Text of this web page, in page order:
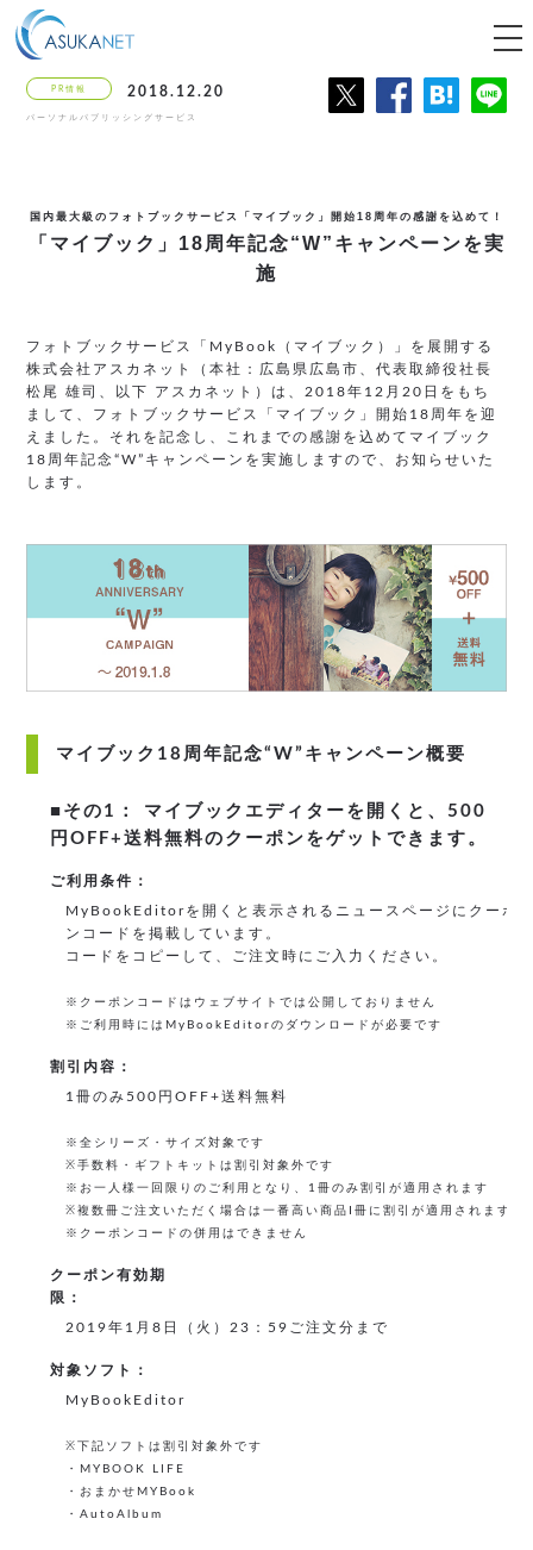
PR情報 2018.12.20
パーソナルパブリッシングサービス
国内最大級のフォトブックサービス「マイブック」開始18周年の感謝を込めて！
「マイブック」18周年記念“W”キャンペーンを実
施
フォトブックサービス「MyBook（マイブック）」を展開する
株式会社アスカネット（本社：広島県広島市、代表取締役社長
松尾 雄司、以下 アスカネット）は、2018年12月20日をもち
まして、フォトブックサービス「マイブック」開始18周年を迎
えました。それを記念し、これまでの感謝を込めてマイブック
18周年記念“W”キャンペーンを実施しますので、お知らせいた
します。
マイブック18周年記念“W”キャンペーン概要
■その1： マイブックエディターを開くと、500
円OFF+送料無料のクーポンをゲットできます。
ご利用条件：
MyBookEditorを開くと表示されるニュースページにクーポ
ンコードを掲載しています。
コードをコピーして、ご注文時にご入力ください。
※クーポンコードはウェブサイトでは公開しておりません
※ご利用時にはMyBookEditorのダウンロードが必要です
割引内容：
1冊のみ500円OFF+送料無料
※全シリーズ・サイズ対象です
※手数料・ギフトキットは割引対象外です
※お一人様一回限りのご利用となり、1冊のみ割引が適用されます
※複数冊ご注文いただく場合は一番高い商品Ⅰ冊に割引が適用されます
※クーポンコードの併用はできません
クーポン有効期
限：
2019年1月8日（火）23：59ご注文分まで
対象ソフト：
MyBookEditor
※下記ソフトは割引対象外です
・MYBOOK LIFE
・おまかせMYBook
・AutoAlbum